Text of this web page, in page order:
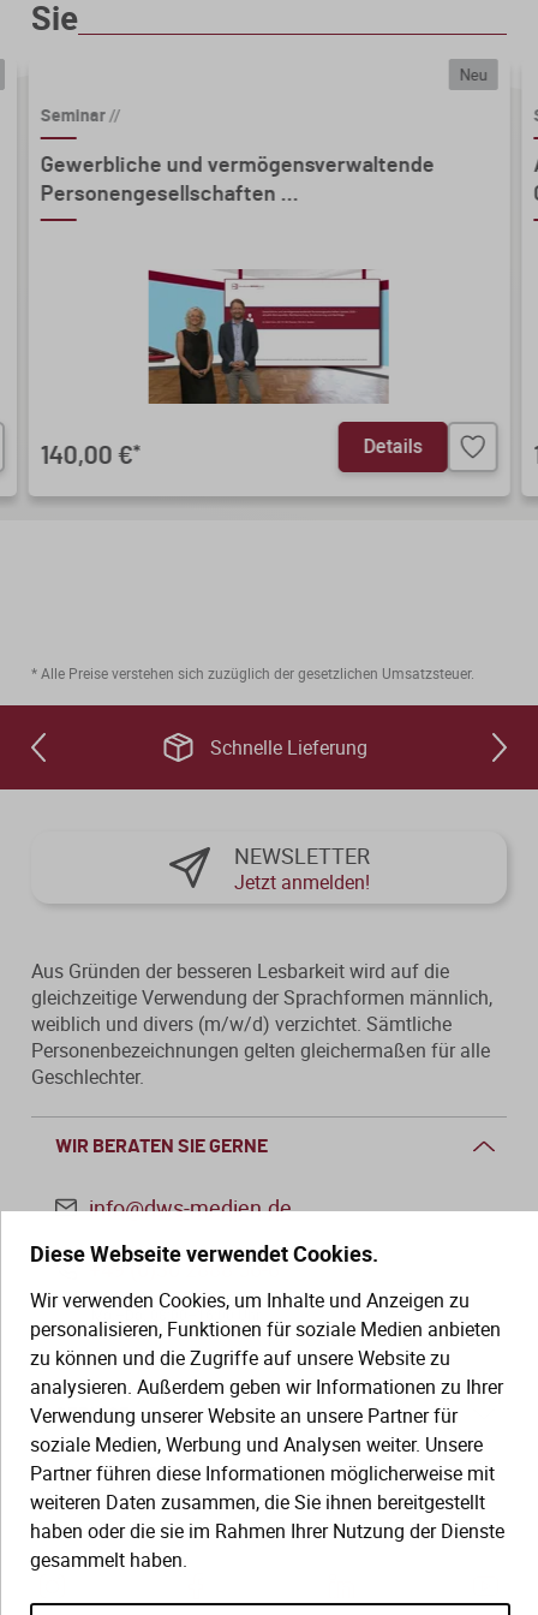
Diese Webseite verwendet Cookies.
Wir verwenden Cookies, um Inhalte und Anzeigen zu
personalisieren, Funktionen für soziale Medien anbieten
zu können und die Zugriffe auf unsere Website zu
analysieren. Außerdem geben wir Informationen zu Ihrer
Verwendung unserer Website an unsere Partner für
soziale Medien, Werbung und Analysen weiter. Unsere
Partner führen diese Informationen möglicherweise mit
weiteren Daten zusammen, die Sie ihnen bereitgestellt
haben oder die sie im Rahmen Ihrer Nutzung der Dienste
gesammelt haben.
Sie
Neu
Seminar//
Gewerbliche und vermögensverwaltende
Personengesellschaften ...
140,00 €* Details
* Alle Preise verstehen sich zuzüglich der gesetzlichen Umsatzsteuer.
Schnelle Lieferung
WIR BERATEN SIE GERNE
info@dws-medien.de
+49 (0)30 2888 56-6
Mo.–Do. 08:00–16:00 Uhr
Fr. 08:00–13:30 Uhr
SERVICE
Hilfe (FAQ)
Gesetze
Kontakt
KAUF UND BESTELLUNG
Versand und Lieferung
NEWSLETTER
Jetzt anmelden!
Aus Gründen der besseren Lesbarkeit wird auf die
gleichzeitige Verwendung der Sprachformen männlich,
weiblich und divers (m/w/d) verzichtet. Sämtliche
Personenbezeichnungen gelten gleichermaßen für alle
Geschlechter.